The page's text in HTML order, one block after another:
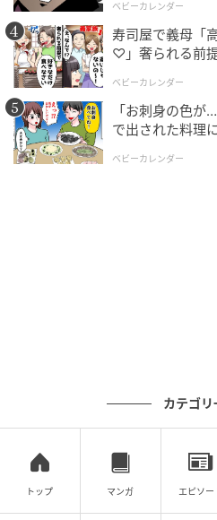
ベビーカレンダー
寿司屋で義母「
♡」奢られる前
ベビーカレンダー
「お刺身の色
で出された料理
ベビーカレンダー
カテゴリ
トップ マンガ エピソー